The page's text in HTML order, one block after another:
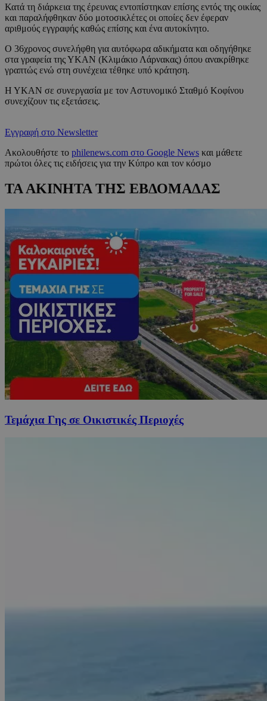
Κατά τη διάρκεια της έρευνας εντοπίστηκαν επίσης εντός της οικίας
και παραλήφθηκαν δύο μοτοσικλέτες οι οποίες δεν έφεραν
αριθμούς εγγραφής καθώς επίσης και ένα αυτοκίνητο.
Ο 36χρονος συνελήφθη για αυτόφωρα αδικήματα και οδηγήθηκε
στα γραφεία της ΥΚΑΝ (Κλιμάκιο Λάρνακας) όπου ανακρίθηκε
γραπτώς ενώ στη συνέχεια τέθηκε υπό κράτηση.
Η ΥΚΑΝ σε συνεργασία με τον Αστυνομικό Σταθμό Κοφίνου
συνεχίζουν τις εξετάσεις.
Εγγραφή στο Newsletter
Ακολουθήστε το philenews.com στο Google News και μάθετε
πρώτοι όλες τις ειδήσεις για την Κύπρο και τον κόσμο
ΤΑ ΑΚΙΝΗΤΑ ΤΗΣ ΕΒΔΟΜΑΔΑΣ
Τεμάχια Γης σε Οικιστικές Περιοχές